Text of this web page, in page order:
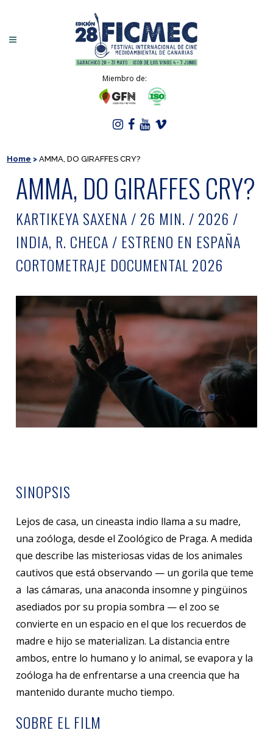
Miembro de:
Home >AMMA, DO GIRAFFES CRY?
AMMA, DO GIRAFFES CRY?
KARTIKEYA SAXENA / 26 MIN. / 2026 /
INDIA, R. CHECA / ESTRENO EN ESPAÑA
CORTOMETRAJE DOCUMENTAL 2026
SINOPSIS
Lejos de casa, un cineasta indio llama a su madre,
una zoóloga, desde el Zoológico de Praga. A medida
que describe las misteriosas vidas de los animales
cautivos que está observando — un gorila que teme
a las cámaras, una anaconda insomne y pingüinos
asediados por su propia sombra — el zoo se
convierte en un espacio en el que los recuerdos de
madre e hijo se materializan. La distancia entre
ambos, entre lo humano y lo animal, se evapora y la
zoóloga ha de enfrentarse a una creencia que ha
mantenido durante mucho tiempo.
SOBRE EL FILM